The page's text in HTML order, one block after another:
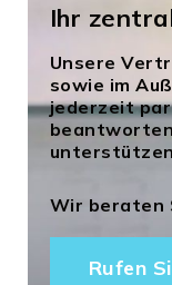
Ihr
Unsere
sowie im
jederzeit
Wir beraten
Rufen